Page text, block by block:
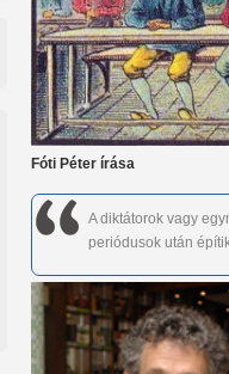
Fóti Péter írása
A diktátorok vagy
periódusok után